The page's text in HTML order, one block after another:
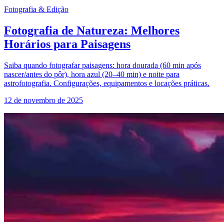
Fotografia & Edição
Fotografia de Natureza: Melhores
Horários para Paisagens
Saiba quando fotografar paisagens: hora dourada (60 min após
nascer/antes do pôr), hora azul (20–40 min) e noite para
astrofotografia. Configurações, equipamentos e locações práticas.
12 de novembro de 2025